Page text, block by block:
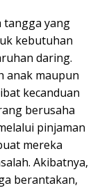
tangga yang
kebutuhan
daring.
anak maupun
kecanduan
berusaha
pinjaman
mereka
Akibatnya,
berantakan,